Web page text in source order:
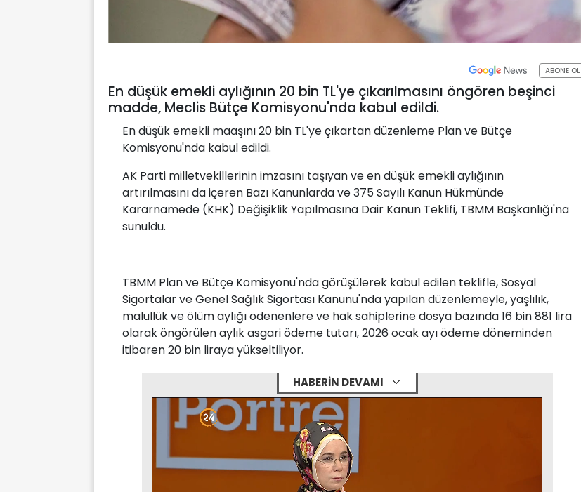
ABONE OL
En düşük emekli aylığının 20 bin TL'ye çıkarılmasını öngören beşinci
madde, Meclis Bütçe Komisyonu'nda kabul edildi.
En düşük emekli maaşını 20 bin TL'ye çıkartan düzenleme Plan ve Bütçe
Komisyonu'nda kabul edildi.
AK Parti milletvekillerinin imzasını taşıyan ve en düşük emekli aylığının
artırılmasını da içeren Bazı Kanunlarda ve 375 Sayılı Kanun Hükmünde
Kararnamede (KHK) Değişiklik Yapılmasına Dair Kanun Teklifi, TBMM Başkanlığı'na
sunuldu.
TBMM Plan ve Bütçe Komisyonu'nda görüşülerek kabul edilen teklifle, Sosyal
Sigortalar ve Genel Sağlık Sigortası Kanunu'nda yapılan düzenlemeyle, yaşlılık,
malullük ve ölüm aylığı ödenenlere ve hak sahiplerine dosya bazında 16 bin 881 lira
olarak öngörülen aylık asgari ödeme tutarı, 2026 ocak ayı ödeme döneminden
itibaren 20 bin liraya yükseltiliyor.
HABERİN DEVAMI